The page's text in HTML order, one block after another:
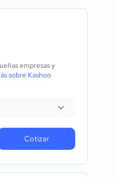
empresas y
sobre Kashoo
Cotizar